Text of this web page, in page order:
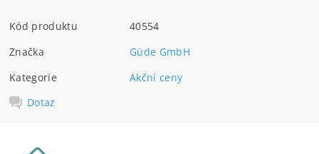
Kód produktu
40554
Značka
Güde GmbH
Kategorie
Akční ceny
Dotaz